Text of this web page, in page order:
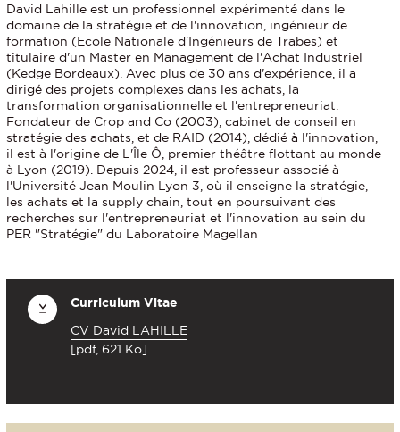
David Lahille est un professionnel expérimenté dans le
domaine de la stratégie et de l'innovation, ingénieur de
formation (Ecole Nationale d'Ingénieurs de Trabes) et
titulaire d'un Master en Management de l'Achat Industriel
(Kedge Bordeaux). Avec plus de 30 ans d'expérience, il a
dirigé des projets complexes dans les achats, la
transformation organisationnelle et l'entrepreneuriat.
Fondateur de Crop and Co (2003), cabinet de conseil en
stratégie des achats, et de RAID (2014), dédié à l'innovation,
il est à l'origine de L'Île Ô, premier théâtre flottant au monde
à Lyon (2019). Depuis 2024, il est professeur associé à
l'Université Jean Moulin Lyon 3, où il enseigne la stratégie,
les achats et la supply chain, tout en poursuivant des
recherches sur l'entrepreneuriat et l'innovation au sein du
PER "Stratégie" du Laboratoire Magellan
Curriculum Vitae
CV David LAHILLE
[pdf, 621 Ko]